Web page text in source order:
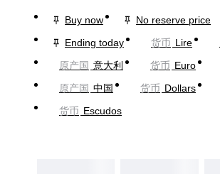
Buy now
No reserve price
Ending today
货币 Lire
原产国 意大利 货币 Euro
原产国 中国 货币 Dollars
货币 Escudos